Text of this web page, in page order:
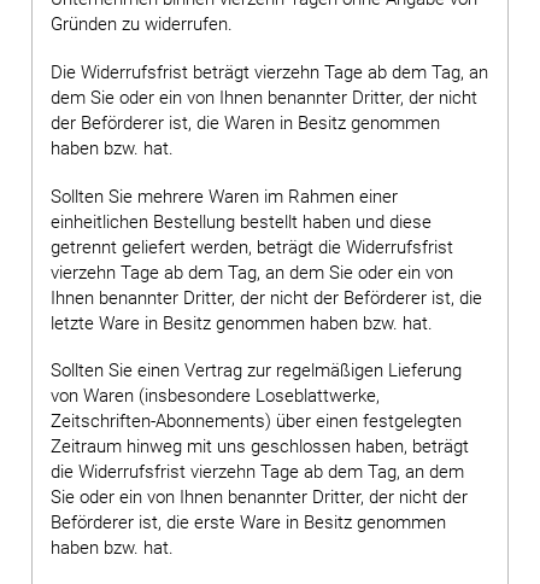
Gründen zu widerrufen.
Die Widerrufsfrist beträgt vierzehn Tage ab dem Tag, an
dem Sie oder ein von Ihnen benannter Dritter, der nicht
der Beförderer ist, die Waren in Besitz genommen
haben bzw. hat.
Sollten Sie mehrere Waren im Rahmen einer
einheitlichen Bestellung bestellt haben und diese
getrennt geliefert werden, beträgt die Widerrufsfrist
vierzehn Tage ab dem Tag, an dem Sie oder ein von
Ihnen benannter Dritter, der nicht der Beförderer ist, die
letzte Ware in Besitz genommen haben bzw. hat.
Sollten Sie einen Vertrag zur regelmäßigen Lieferung
von Waren (insbesondere Loseblattwerke,
Zeitschriften-Abonnements) über einen festgelegten
Zeitraum hinweg mit uns geschlossen haben, beträgt
die Widerrufsfrist vierzehn Tage ab dem Tag, an dem
Sie oder ein von Ihnen benannter Dritter, der nicht der
Beförderer ist, die erste Ware in Besitz genommen
haben bzw. hat.